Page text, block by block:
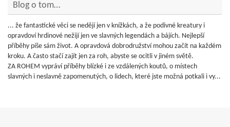
Blog o tom…
... že fantastické věci se nedějí jen v knížkách, a že podivné kreatury i
opravdoví hrdinové nežijí jen ve slavných legendách a bájích. Nejlepší
příběhy píše sám život. A opravdová dobrodružství mohou začít na každém
kroku. A často stačí zajít jen za roh, abyste se ocitli v jiném světě.
ZA ROHEM vypráví příběhy blízké i ze vzdálených koutů, o místech
slavných i neslavně zapomenutých, o lidech, které jste možná potkali i vy...